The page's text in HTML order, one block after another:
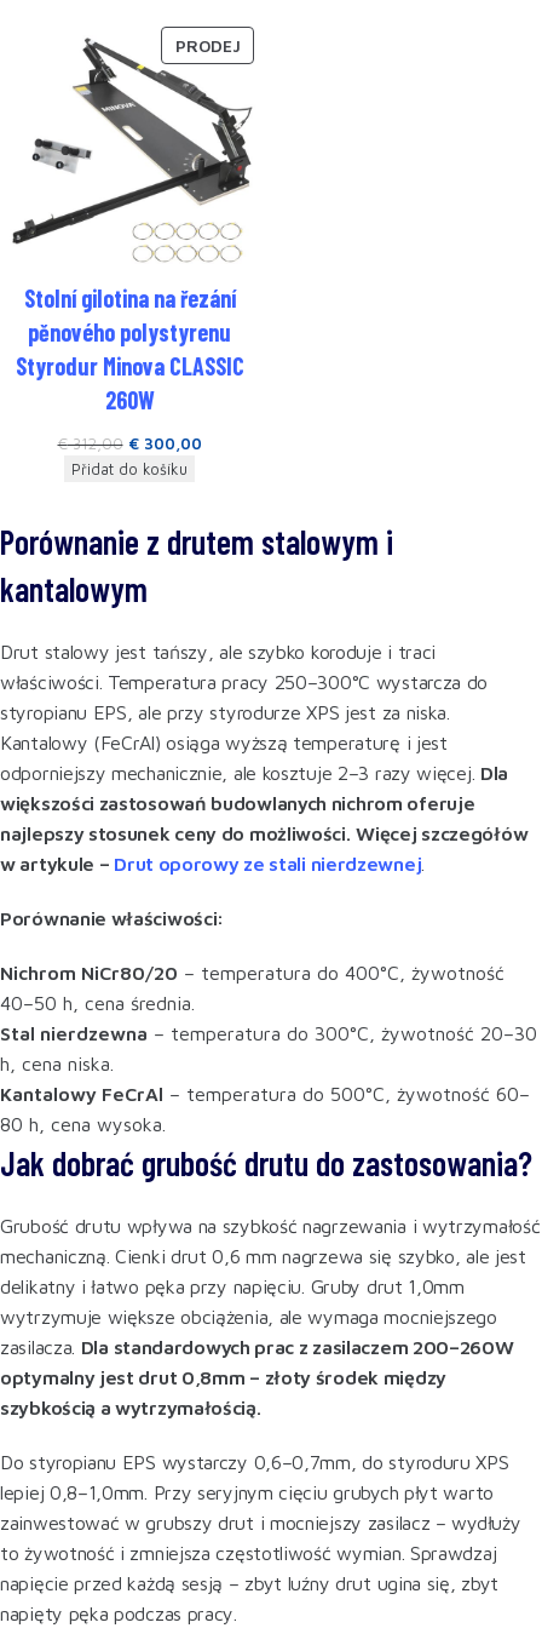
PRODEJ
Stolní gilotina na řezání
pěnového polystyrenu
Styrodur Minova CLASSIC
260W
€312,00 €300,00
Přidat do košíku
Porównanie z drutem stalowym i
kantalowym
Drut stalowy jest tańszy, ale szybko koroduje i traci
właściwości. Temperatura pracy 250–300°C wystarcza do
styropianu EPS, ale przy styrodurze XPS jest za niska.
Kantalowy (FeCrAl) osiąga wyższą temperaturę i jest
odporniejszy mechanicznie, ale kosztuje 2–3 razy więcej. Dla
większości zastosowań budowlanych nichrom oferuje
najlepszy stosunek ceny do możliwości. Więcej szczegółów
w artykule – Drut oporowy ze stali nierdzewnej
Porównanie właściwości:
Nichrom NiCr80/20 – temperatura do 400°C, żywotność
40–50 h, cena średnia.
Stal nierdzewna – temperatura do 300°C, żywotność 20–30
h, cena niska.
Kantalowy FeCrAl – temperatura do 500°C, żywotność 60–
80 h, cena wysoka.
Jak dobrać grubość drutu do zastosowania?
Grubość drutu wpływa na szybkość nagrzewania i wytrzymałość
mechaniczną. Cienki drut 0,6 mm nagrzewa się szybko, ale jest
delikatny i łatwo pęka przy napięciu. Gruby drut 1,0mm
wytrzymuje większe obciążenia, ale wymaga mocniejszego
zasilacza. Dla standardowych prac z zasilaczem 200–260W
optymalny jest drut 0,8mm – złoty środek między
szybkością a wytrzymałością.
Do styropianu EPS wystarczy 0,6–0,7mm, do styroduru XPS
lepiej 0,8–1,0mm. Przy seryjnym cięciu grubych płyt warto
zainwestować w grubszy drut i mocniejszy zasilacz – wydłuży
to żywotność i zmniejsza częstotliwość wymian. Sprawdzaj
napięcie przed każdą sesją – zbyt luźny drut ugina się, zbyt
napięty pęka podczas pracy.